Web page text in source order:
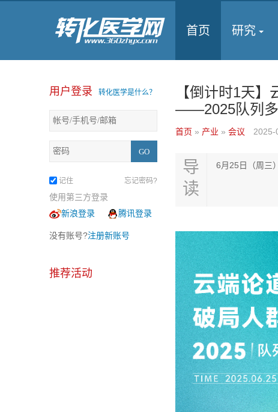
首页 研究
用户登录 转化医学是什么？
记住 忘记密码?
使用第三方登录
新浪登录
腾讯登录
没有账号?注册新账号
推荐活动
【倒计时1天
——2025队列多
首页 » 产业 » 会议 2025-
导
读
6月25日（周三